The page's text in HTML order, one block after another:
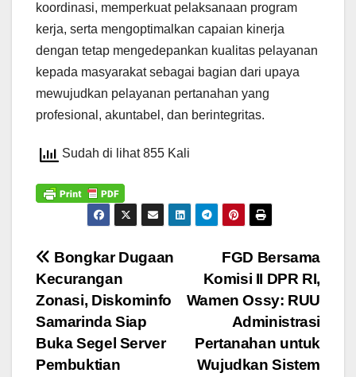
koordinasi, memperkuat pelaksanaan program
kerja, serta mengoptimalkan capaian kinerja
dengan tetap mengedepankan kualitas pelayanan
kepada masyarakat sebagai bagian dari upaya
mewujudkan pelayanan pertanahan yang
profesional, akuntabel, dan berintegritas.​
Sudah di lihat 855 Kali
Navigasi
pos
FGD Bersama
Komisi II DPR RI,
Wamen Ossy: RUU
Administrasi
Pertanahan untuk
Wujudkan Sistem
Bongkar Dugaan
Kecurangan
Zonasi, Diskominfo
Samarinda Siap
Buka Segel Server
Pembuktian